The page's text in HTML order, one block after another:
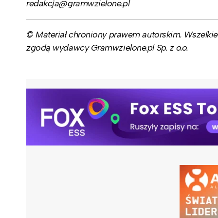
redakcja@gramwzielone.pl
© Materiał chroniony prawem autorskim.
zgodą wydawcy Gramwzielone.pl Sp. z o.o.